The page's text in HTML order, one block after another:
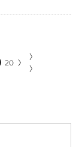
20 〉
〉
〉